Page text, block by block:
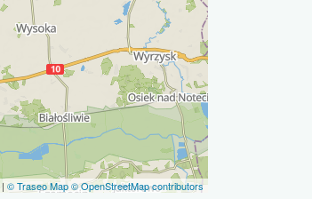
| © Traseo Map© OpenStreetMap contributors